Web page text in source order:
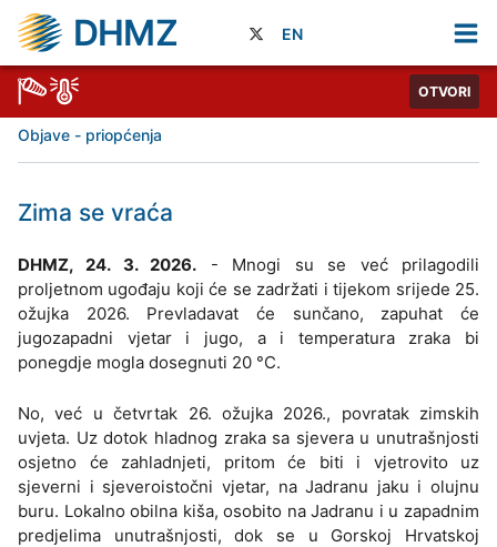
DHMZ EN
OTVORI
Objave - priopćenja
Zima se vraća
DHMZ, 24. 3. 2026. - Mnogi su se već prilagodili
proljetnom ugođaju koji će se zadržati i tijekom srijede 25.
ožujka 2026. Prevladavat će sunčano, zapuhat će
jugozapadni vjetar i jugo, a i temperatura zraka bi
ponegdje mogla dosegnuti 20 °C.
No, već u četvrtak 26. ožujka 2026., povratak zimskih
uvjeta. Uz dotok hladnog zraka sa sjevera u unutrašnjosti
osjetno će zahladnjeti, pritom će biti i vjetrovito uz
sjeverni i sjeveroistočni vjetar, na Jadranu jaku i olujnu
buru. Lokalno obilna kiša, osobito na Jadranu i u zapadnim
predjelima unutrašnjosti, dok se u Gorskoj Hrvatskoj